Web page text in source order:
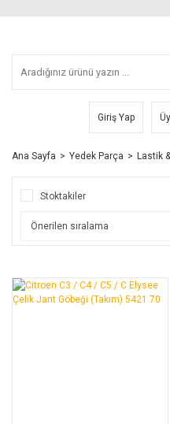
Giriş Yap
Ana Sayfa Yedek Parça Lastik
Stoktakiler